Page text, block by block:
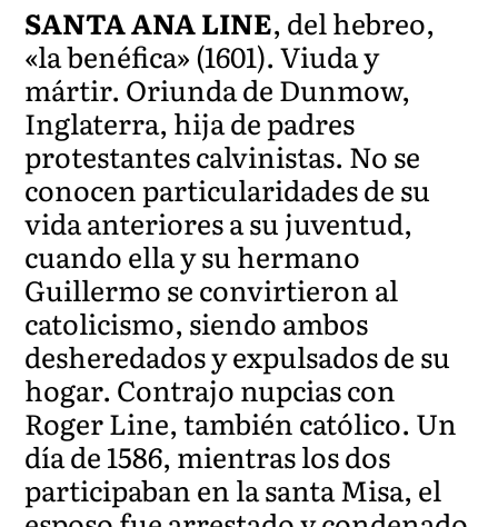
SANTA ANA LINE, del hebreo,
«la benéfica» (1601). Viuda y
mártir. Oriunda de Dunmow,
Inglaterra, hija de padres
protestantes calvinistas. No se
conocen particularidades de su
vida anteriores a su juventud,
cuando ella y su hermano
Guillermo se convirtieron al
catolicismo, siendo ambos
desheredados y expulsados de su
hogar. Contrajo nupcias con
Roger Line, también católico. Un
día de 1586, mientras los dos
participaban en la santa Misa, el